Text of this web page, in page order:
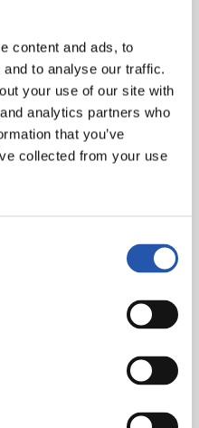
content and ads, to
to analyse our traffic.
your use of our site with
analytics partners who
that you’ve
collected from your use
Ha amoestado al local
Juanmi, Rodrigues y